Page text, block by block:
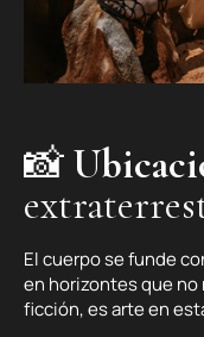
📸
El cuerpo se funde
en horizontes que
ficción, es arte en